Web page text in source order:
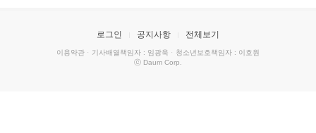
로그인 공지사항 전체보기
이용약관 · 기사배열책임자 : 임광욱 · 청소년보호책임자 : 이호원
ⓒ Daum Corp.